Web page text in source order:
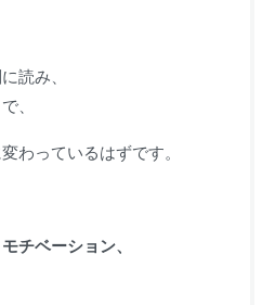
読み、
、
わっているはずです。
チベーション、